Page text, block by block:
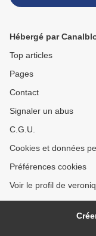
Hébergé par
Top articles
Pages
Contact
Signaler un abus
C.G.U.
Cookies et données
Préférences cookies
Voir le profil de